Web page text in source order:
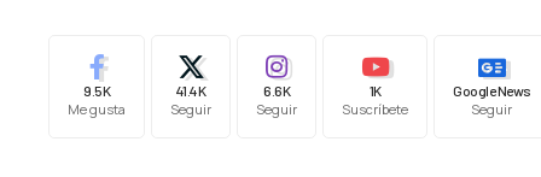
9.5K
Me gusta
41.4K
Seguir
6.6K
Seguir
1K
Suscríbete
Google News
Seguir